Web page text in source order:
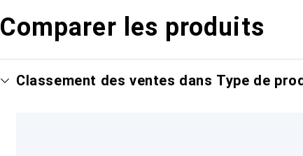
Comparer les produits
Classement des ventes dans Type de